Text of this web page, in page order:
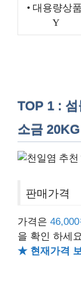
• 대용량상
Y
TOP 1 : 섬
소금 20KG
판매가격
가격은 46,000
을 확인 하세
★ 현재가격